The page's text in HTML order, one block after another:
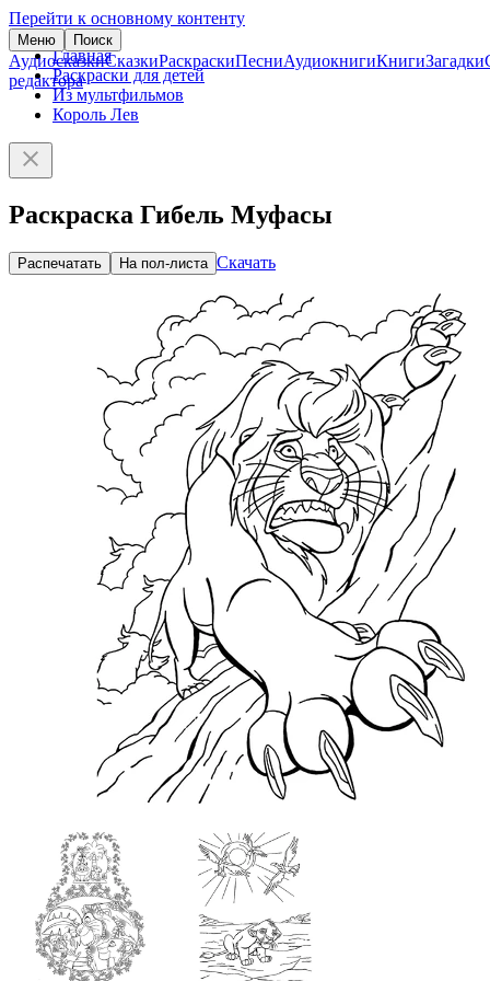
Перейти к основному контенту
Меню Поиск
АудиосказкиСказкиРаскраскиПесниАудиокнигиКнигиЗагадки
редактора
Главная
Раскраски для детей
Из мультфильмов
Король Лев
Раскраска Гибель Муфасы
Распечатать На пол-листа Скачать